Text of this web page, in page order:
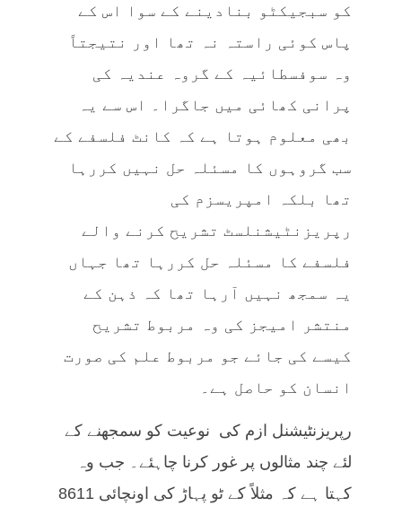
کو سبجیکٹو بنادینے کے سوا اس کے
پاس کوئی راستہ نہ تھا اور نتیجتاً
وہ سوفسطائیہ کے گروہ عندیہ کی
پرانی کھائی میں جاگرا۔ اس سے یہ
بھی معلوم ہوتا ہے کہ کانٹ فلسفے کے
سب گروہوں کا مسئلہ حل نہیں کررہا
تھا بلکہ امپریسزم کی
رپریزنٹیشنلسٹ تشریح کرنے والے
فلسفے کا مسئلہ حل کررہا تھا جہاں
یہ سمجھ نہیں آرہا تھا کہ ذہن کے
منتشر امیجز کی وہ مربوط تشریح
کیسے کی جائے جو مربوط علم کی صورت
انسان کو حاصل ہے۔
رپریزنٹیشنل ازم کی نوعیت کو سمجھنے کے
لئے چند مثالوں پر غور کرنا چاہئے۔ جب وہ
کہتا ہے کہ مثلاً کے ٹو پہاڑ کی اونچائی 8611